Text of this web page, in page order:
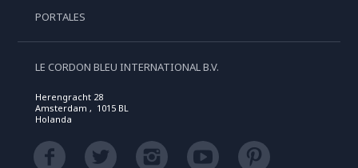
PORTALES
LE CORDON BLEU INTERNATIONAL B.V.
Herengracht 28
Amsterdam , 1015 BL
Holanda